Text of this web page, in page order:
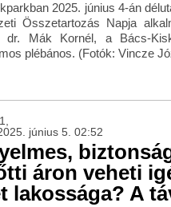
2025. június 4-án
Összetartozás Napja
dr. Mák Kornél, a Bács-
plébános. (Fotók: Vincze
június 5. 02:52
áron veheti
lakossága? A